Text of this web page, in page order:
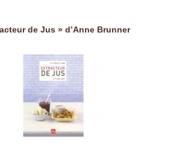
de Jus » d’Anne Brunner